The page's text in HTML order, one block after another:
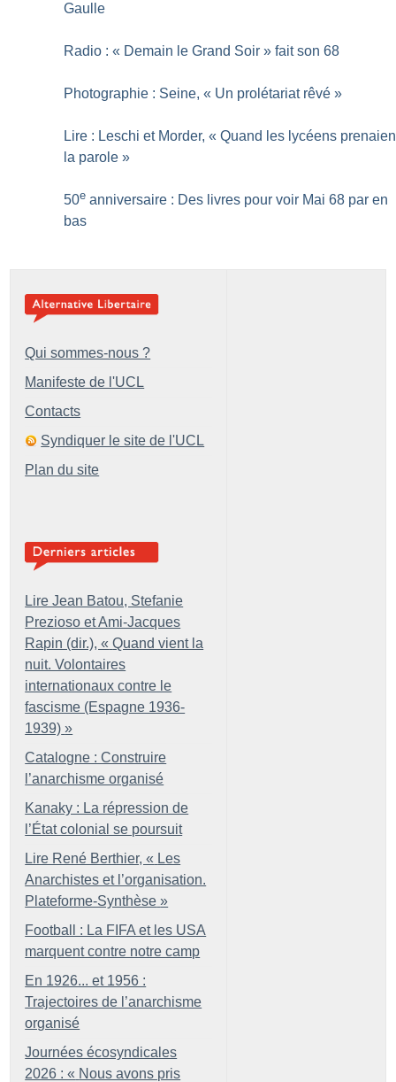
Gaulle
Radio : « Demain le Grand Soir » fait son 68
Photographie : Seine, « Un prolétariat rêvé »
Lire : Leschi et Morder, « Quand les lycéens
la parole »
50e anniversaire : Des livres pour voir Mai 68 par en
bas
Qui sommes-nous ?
Manifeste de l'UCL
Contacts
Syndiquer le site de l'UCL
Plan du site
Lire Jean Batou, Stefanie
Prezioso et Ami-Jacques
Rapin (dir.), « Quand vient la
nuit. Volontaires
internationaux contre le
fascisme (Espagne 1936-
1939) »
Catalogne : Construire
l’anarchisme organisé
Kanaky : La répression de
l’État colonial se poursuit
Lire René Berthier, « Les
Anarchistes et l’organisation.
Plateforme-Synthèse »
Football : La FIFA et les USA
marquent contre notre camp
En 1926... et 1956 :
Trajectoires de l’anarchisme
organisé
Journées écosyndicales
2026 : « Nous avons pris